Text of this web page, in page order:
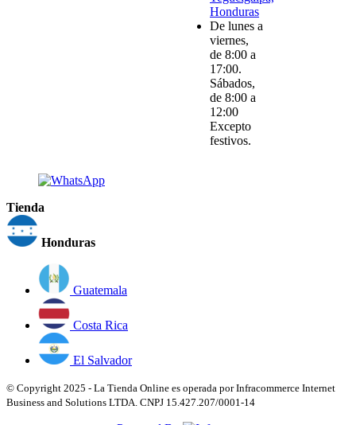
Honduras
De lunes a
viernes,
de 8:00 a
17:00.
Sábados,
de 8:00 a
12:00
Excepto
festivos.
Tienda
Honduras
Guatemala
Costa Rica
El Salvador
© Copyright 2025 - La Tienda Online es operada por Infracommerce Internet
Business and Solutions LTDA. CNPJ 15.427.207/0001-14